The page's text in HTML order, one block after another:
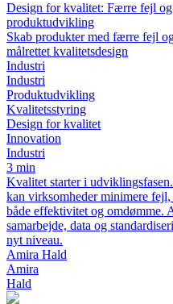
Design for kvalitet: Færre fejl og
produktudvikling
Skab produkter med færre fejl
målrettet kvalitetsdesign
Industri
Industri
Produktudvikling
Kvalitetsstyring
Design for kvalitet
Innovation
Industri
3 min
Kvalitet starter i
kan virksomheder minimere
både effektivitet og
samarbejde, data og
nyt niveau.
Amira Hald
Amira
Hald